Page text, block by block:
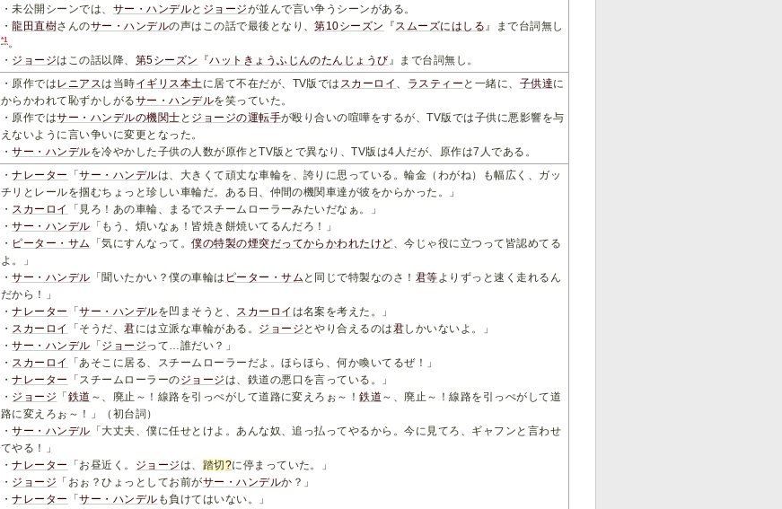
・未公開シーンでは、 サー・ハンデルと ジョージが並んで言い争うシーンがある。
・龍田直樹さんのサー・ハンデルの声はこの話で最後となり、第10シーズン 『スムーズにはしる』まで台詞無し
*1。
・ ジョージはこの話以降、 第5シーズン 『ハットきょうふじんのたんじょうび』まで台詞無し。
・原作ではレニアスは当時イギリス本土に居て不在だが、TV版では スカーロイ 、 ラスティー と一緒に、 子供達に
からかわれて恥ずかしがるサー・ハンデルを笑っていた。
・原作ではサー・ハンデルの機関士 と ジョージの運転手が殴り合いの喧嘩をするが、TV版では子供に悪影響を与
えないように言い争いに変更となった。
・サー・ハンデルを冷やかした子供の人数が原作とTV版とで異なり、TV版は4人だが、原作は7人である。
・ナレーター 「サー・ハンデルは、大きくて頑丈な車輪を、誇りに思っている。輪金（わがね）も幅広く、ガッ
チリとレールを掴むちょっと珍しい車輪だ。ある日、仲間の機関車達が彼をからかった。」
・ スカーロイ
「見ろ！あの車輪、まるでスチームローラーみたいだなぁ。」
・サー・ハンデル 「もう、煩いなぁ！皆焼き餅焼いてるんだろ！」
・ ピーター・サム 「気にすんなって。僕の特製の煙突だってからかわれたけど、今じゃ役に立つって皆認めてる
よ。」
・サー・ハンデル 「聞いたかい？僕の車輪は ピーター・サム と同じで特製なのさ！ 君等よりずっと速く走れるん
だから！」
・ナレーター 「サー・ハンデルを凹まそうと、 スカーロイ は名案を考えた。」
・ スカーロイ 「そうだ、君には立派な車輪がある。 ジョージ とやり合えるのは君しかいないよ。」
・サー・ハンデル 「 ジョージって…誰だい？」
・ スカーロイ
「あそこに居る、スチームローラーだよ。ほらほら、何か喚いてるぜ！」
・ナレーター 「スチームローラーのジョージは、鉄道の悪口を言っている。」
・ ジョージ 「 鉄道 ～、廃止～！線路を引っぺがして道路に変えろぉ～！鉄道 ～、廃止～！線路を引っぺがして道
路に変えろぉ～！」（初台詞）
・サー・ハンデル 「大丈夫、僕に任せとけよ。あんな奴、追っ払ってやるから。今に見てろ、ギャフンと言わせ
てやる！」
・ナレーター 「お昼近く。 ジョージは、 踏切?に停まっていた。」
・ ジョージ 「おぉ？ひょっとしてお前がサー・ハンデルか？」
・ナレーター 「サー・ハンデル も負けてはいない。」